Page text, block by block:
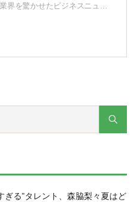
界を驚かせたビジネスニュー
で取り上げる対談企画で
ぎる”タレント、森脇梨々夏はど